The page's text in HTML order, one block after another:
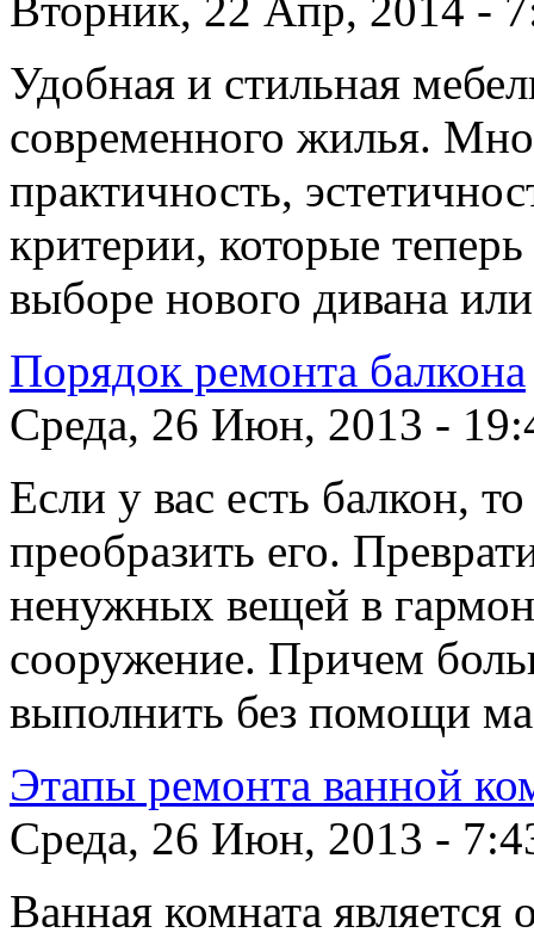
Удобная и стильная
современного жилья.
практичность,
критерии, которые
выборе нового дивана
Порядок ремонта балкона
Среда, 26 Июн, 2013 -
Если у вас есть балкон,
преобразить его.
ненужных вещей в
сооружение. Причем
выполнить без помощи
Этапы ремонта ванной
Среда, 26 Июн, 2013 -
Ванная комната